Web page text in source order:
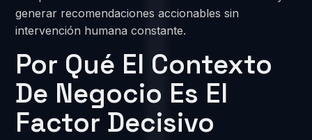
generar recomendaciones accionables sin
intervención humana constante.
Por Qué El Contexto
De Negocio Es El
Factor Decisivo